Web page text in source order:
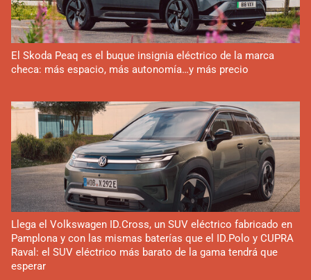
El Skoda Peaq es el buque insignia eléctrico de la marca
checa: más espacio, más autonomía…y más precio
Llega el Volkswagen ID.Cross, un SUV eléctrico fabricado en
Pamplona y con las mismas baterías que el ID.Polo y CUPRA
Raval: el SUV eléctrico más barato de la gama tendrá que
esperar